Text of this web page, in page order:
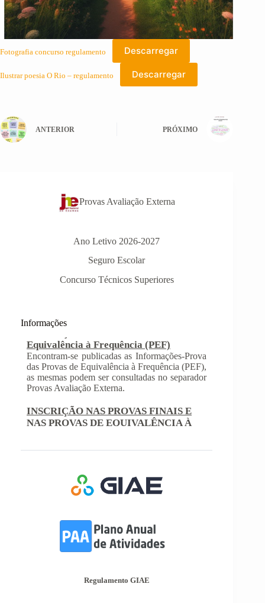
Fotografia concurso regulamento Descarregar
Ilustrar poesia O Rio – regulamento Descarregar
ANTERIOR PRÓXIMO
Provas Avaliação Externa
Ano Letivo 2026-2027
Seguro Escolar
Concurso Técnicos Superiores
Informações
INSCRIÇÃO NAS PROVAS FINAIS E
NAS PROVAS DE EQUIVALÊNCIA À
FREQUÊNCIA
Com a publicação da Norma 1 do JNE – Júri
Nacional de Exames, ficaram definidos os
prazos para inscrição nas provas finais e nas
provas de equivalência à frequência, para
alunos autopropostos do ensino básico.
Nos termos do Artigo 36º da Portaria nº 223-
A/2018, de 3 de Agosto, são afixadas hoje, dia
18 de junho de 2026, as pautas de avaliação do
Informações-Prova Provas de
Equivalência à Frequência (PEF)
Encontram-se publicadas as Informações-Prova
Provas Avaliação Externa.
Regulamento GIAE